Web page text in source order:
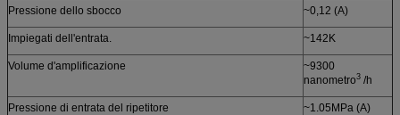
Pressione dello sbocco ~0,12 (A)
Impiegati dell'entrata. ~142K
Volume d'amplificazione
~9300
nanometro3 /h
Pressione di entrata del ripetitore ~1.05MPa (A)